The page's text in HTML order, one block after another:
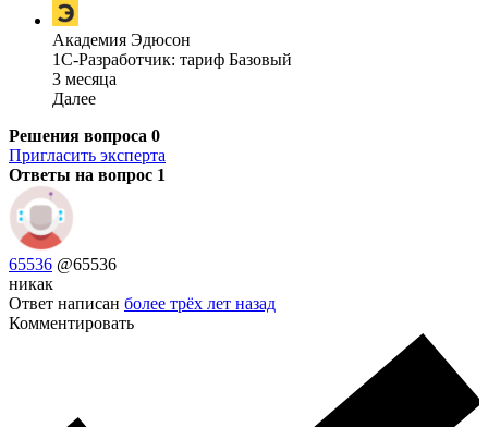
Академия Эдюсон
1С-Разработчик: тариф Базовый
3 месяца
Далее
Решения вопроса 0
Пригласить эксперта
Ответы на вопрос 1
65536 @65536
никак
Ответ написан более трёх лет назад
Комментировать